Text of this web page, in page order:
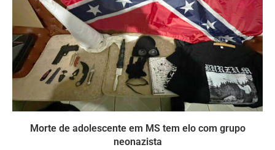
Morte de adolescente em MS tem elo com grupo
neonazista